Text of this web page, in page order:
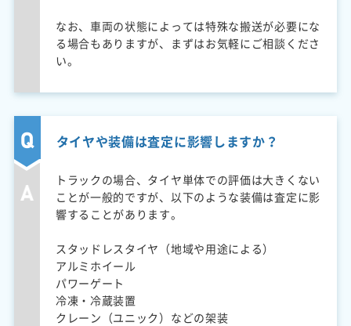
なお、車両の状態によっては特殊な搬送が必要にな
る場合もありますが、まずはお気軽にご相談くださ
い。
タイヤや装備は査定に影響しますか？
トラックの場合、タイヤ単体での評価は大きくない
ことが一般的ですが、以下のような装備は査定に影
響することがあります。
スタッドレスタイヤ（地域や用途による）
アルミホイール
パワーゲート
冷凍・冷蔵装置
クレーン（ユニック）などの架装